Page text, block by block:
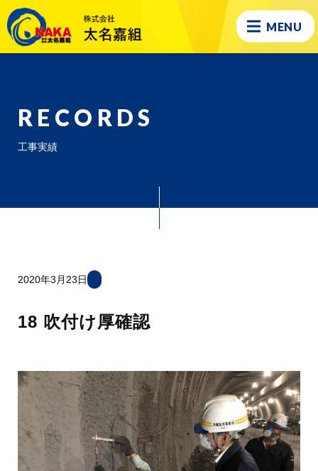
MENU
RECORDS
工事実績
2020年3月23日
18 吹付け厚確認